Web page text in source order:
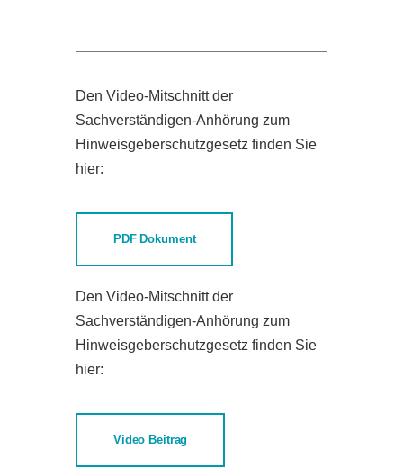
Den Video-Mitschnitt der
Sachverständigen-Anhörung zum
Hinweisgeberschutzgesetz finden Sie
hier:
PDF Dokument
Den Video-Mitschnitt der
Sachverständigen-Anhörung zum
Hinweisgeberschutzgesetz finden Sie
hier:
Video Beitrag